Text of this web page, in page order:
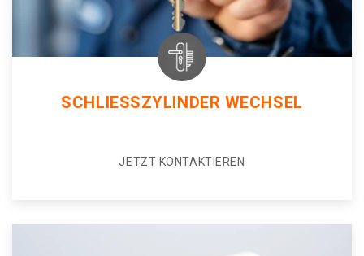
SCHLIESSZYLINDER WECHSEL
JETZT KONTAKTIEREN